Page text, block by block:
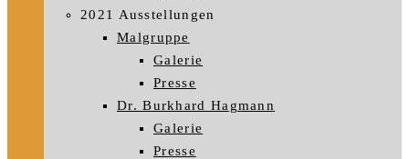
2021 Ausstellungen
Malgruppe
Galerie
Presse
Dr. Burkhard Hagmann
Galerie
Presse